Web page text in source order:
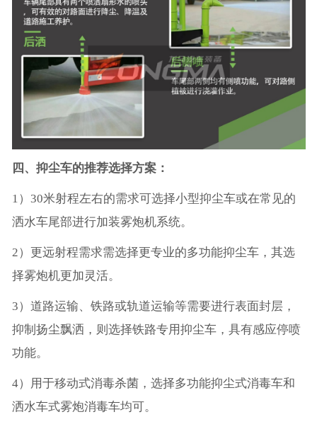
四、抑尘车的推荐选择方案：
1）30米射程左右的需求可选择小型抑尘车或在常见的
洒水车尾部进行加装雾炮机系统。
2）更远射程需求需选择更专业的多功能抑尘车，其选
择雾炮机更加灵活。
3）道路运输、铁路或轨道运输等需要进行表面封层，
抑制扬尘飘洒，则选择铁路专用抑尘车，具有感应停喷
功能。
4）用于移动式消毒杀菌，选择多功能抑尘式消毒车和
洒水车式雾炮消毒车均可。